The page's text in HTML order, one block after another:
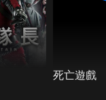
死亡遊戲